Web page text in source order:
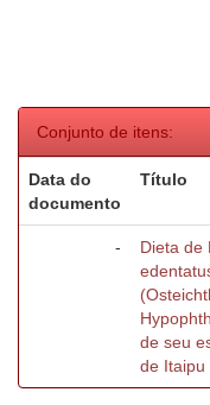
Conjunto de itens:
Data do
documento
Título
-
Dieta de
de seu
de Itaipu